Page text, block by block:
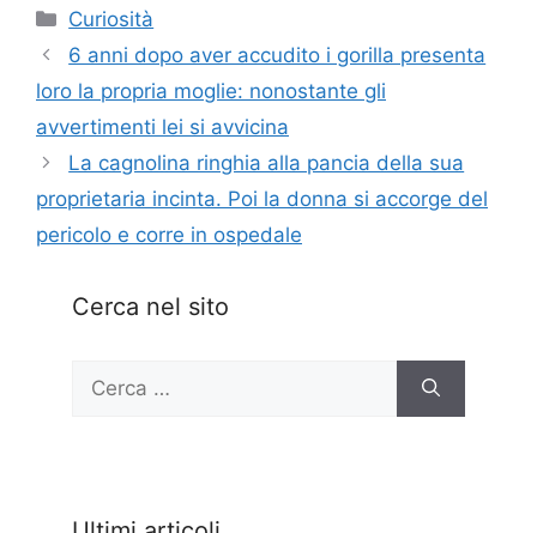
Categorie
Curiosità
6 anni dopo aver accudito i gorilla presenta
loro la propria moglie: nonostante gli
avvertimenti lei si avvicina
La cagnolina ringhia alla pancia della sua
proprietaria incinta. Poi la donna si accorge del
pericolo e corre in ospedale
Cerca nel sito
per: